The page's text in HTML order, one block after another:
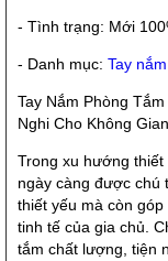
- Tình trạng: Mới
- Danh mục: Tay
Tay Nắm Phòng
Nghi Cho Không
Trong xu hướng thiết
ngày càng được chú
thiết yếu mà còn
tinh tế của gia chủ.
tắm chất lượng, tiện